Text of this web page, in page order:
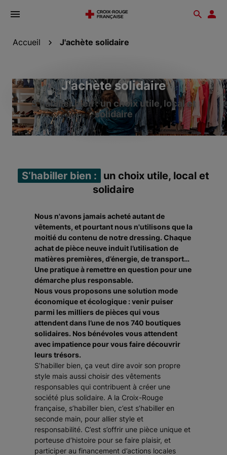
Ouvrir
Accueil J'achète solidaire
J'achète solidaire
S’habiller bien : un choix utile, local et
solidaire
S’habiller bien :
un choix utile, local et
solidaire
Nous n'avons jamais acheté autant de
vêtements, et pourtant nous n'utilisons que la
moitié du contenu de notre dressing. Chaque
achat de pièce neuve induit l’utilisation de
matières premières, d’énergie, de transport…
Une pratique à remettre en question pour une
démarche plus responsable.
Nous vous proposons une solution mode
économique et écologique : venir puiser
parmi les milliers de pièces qui vous
attendent dans l’une de nos 740 boutiques
solidaires. Nos bénévoles vous attendent
avec impatience pour vous faire découvrir
leurs trésors.
S’habiller bien, ça veut dire avoir son propre
style mais aussi choisir des vêtements
responsables qui contribuent à créer une
société plus solidaire. A la Croix-Rouge
française, s’habiller bien, c’est s’habiller en
seconde main, pour allier style et
responsabilité. C’est s’offrir une pièce unique et
porteuse d’histoire pour se faire plaisir, et
participer au financement d’actions locales